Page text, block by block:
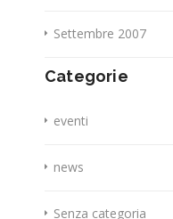
Settembre 2007
Categorie
eventi
news
Senza categoria